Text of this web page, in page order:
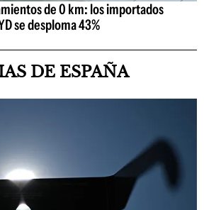
de 0 km: los importados
se desploma 43%
DE ESPAÑA